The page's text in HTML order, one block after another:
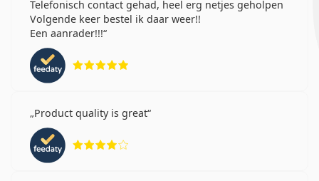
Telefonisch contact gehad, heel erg netjes geholpen
Volgende keer bestel ik daar weer!!
Een aanrader!!!
Product quality is great